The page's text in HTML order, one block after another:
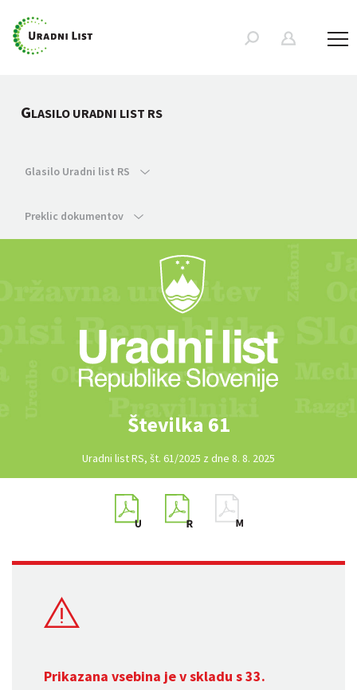
GLASILO URADNI LIST RS
Glasilo Uradni list RS
Preklic dokumentov
Številka 61
Uradni list RS, št. 61/2025 z dne 8. 8. 2025
Prikazana vsebina je v skladu s 33.